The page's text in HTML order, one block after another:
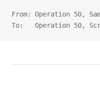
From: Operation 50,
To:   Operation 50,